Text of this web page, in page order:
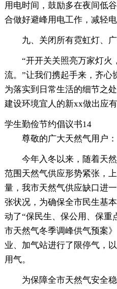
用电时间，鼓励多在夜间低
合做好避峰用电工作，减轻电
九、关闭所有霓虹灯、
“开开关关照亮万家灯火
流。”让我们携起手来，齐心
为落实到日常生活的细节之
建设环境宜人的新xx做出应
学生勤俭节约倡议书14
尊敬的广大天然气用户：
今年入冬以来，随着天
范围天然气供应形势紧张，
量，我市天然气供应缺口进
张状况，为确保全市民生基
动了“保民生、保公用、保重
市天然气冬季调峰供气预案
业、加气站进行了限停气，
用气。
为保障全市天然气安全